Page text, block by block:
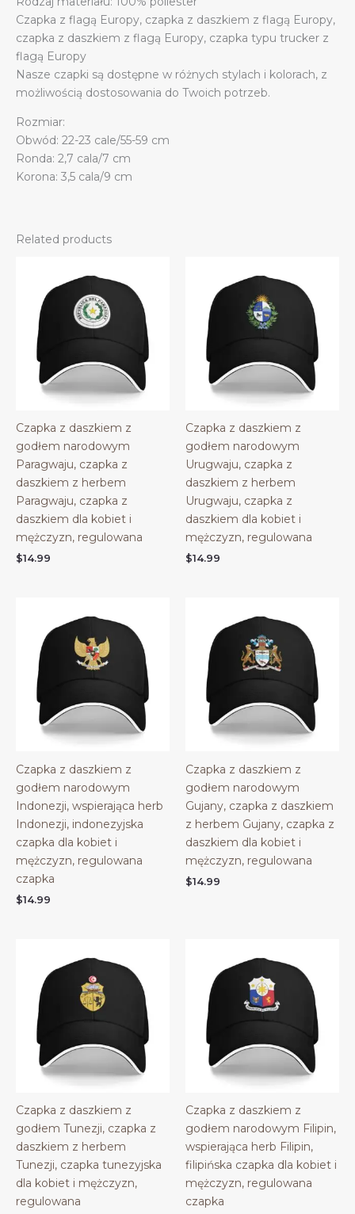
Czapka z flagą Europy, czapka z daszkiem z flagą Europy,
czapka z daszkiem z flagą Europy, czapka typu trucker z
flagą Europy
Nasze czapki są dostępne w różnych stylach i kolorach, z
możliwością dostosowania do Twoich potrzeb.
Rozmiar:
Obwód: 22-23 cale/55-59 cm
Ronda: 2,7 cala/7 cm
Korona: 3,5 cala/9 cm
Related products
Czapka z daszkiem z
godłem narodowym
Paragwaju, czapka z
daszkiem z herbem
Paragwaju, czapka z
daszkiem dla kobiet i
mężczyzn, regulowana
$14.99
Czapka z daszkiem z
godłem narodowym
Urugwaju, czapka z
daszkiem z herbem
Urugwaju, czapka z
daszkiem dla kobiet i
mężczyzn, regulowana
$14.99
Czapka z daszkiem z
godłem narodowym
Indonezji, wspierająca herb
Indonezji, indonezyjska
czapka dla kobiet i
mężczyzn, regulowana
czapka
$14.99
Czapka z daszkiem z
godłem narodowym
Gujany, czapka z daszkiem
z herbem Gujany, czapka z
daszkiem dla kobiet i
mężczyzn, regulowana
$14.99
Czapka z daszkiem z
godłem Tunezji, czapka z
daszkiem z herbem
Tunezji, czapka tunezyjska
dla kobiet i mężczyzn,
regulowana
Czapka z daszkiem z
godłem narodowym Filipin,
wspierająca herb Filipin,
filipińska czapka dla kobiet i
mężczyzn, regulowana
czapka